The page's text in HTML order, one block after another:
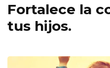
Fortalece la
tus hijos.